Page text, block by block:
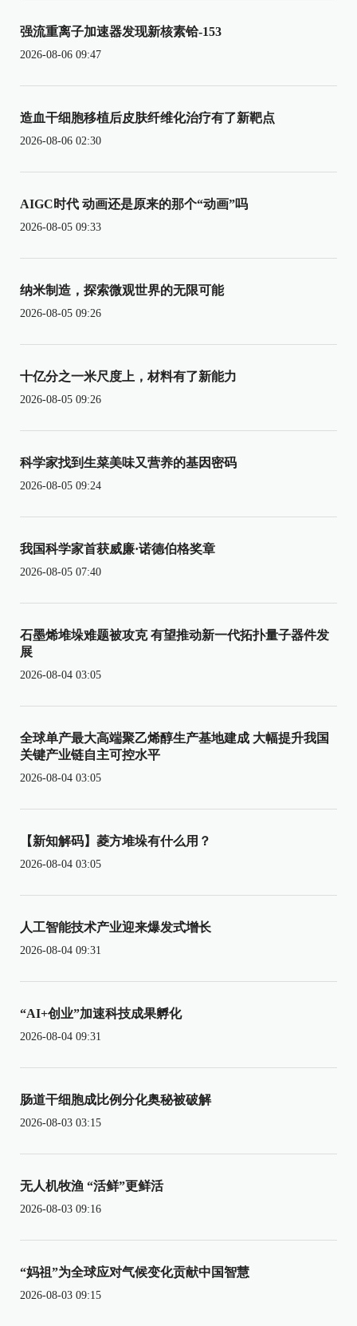
强流重离子加速器发现新核素铪-153
2026-08-06 09:47
造血干细胞移植后皮肤纤维化治疗有了新靶点
2026-08-06 02:30
AIGC时代 动画还是原来的那个“动画”吗
2026-08-05 09:33
纳米制造，探索微观世界的无限可能
2026-08-05 09:26
十亿分之一米尺度上，材料有了新能力
2026-08-05 09:26
科学家找到生菜美味又营养的基因密码
2026-08-05 09:24
我国科学家首获威廉·诺德伯格奖章
2026-08-05 07:40
石墨烯堆垛难题被攻克 有望推动新一代拓扑量子器件发
展
2026-08-04 03:05
全球单产最大高端聚乙烯醇生产基地建成 大幅提升我国
关键产业链自主可控水平
2026-08-04 03:05
【新知解码】菱方堆垛有什么用？
2026-08-04 03:05
人工智能技术产业迎来爆发式增长
2026-08-04 09:31
“AI+创业”加速科技成果孵化
2026-08-04 09:31
肠道干细胞成比例分化奥秘被破解
2026-08-03 03:15
无人机牧渔 “活鲜”更鲜活
2026-08-03 09:16
“妈祖”为全球应对气候变化贡献中国智慧
2026-08-03 09:15